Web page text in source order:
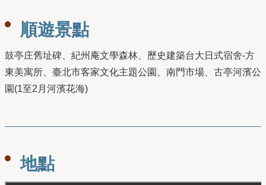
順遊景點
鼓亭庄舊址碑、紀州庵文學森林、歷史建築台大日式宿舍-方
東美寓所、臺北市客家文化主題公園、南門市場、古亭河濱公
園(1至2月河濱花海)
地點